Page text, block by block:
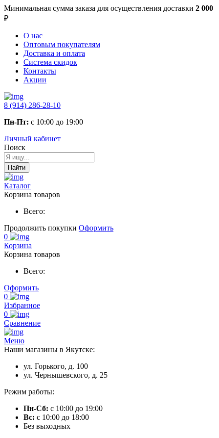
Минимальная сумма заказа для осуществления доставки 2 000
₽
О нас
Оптовым покупателям
Доставка и оплата
Система скидок
Контакты
Акции
8 (914) 286-28-10
Пн-Пт: с 10:00 до 19:00
Личный кабинет
Поиск
Найти
Каталог
Корзина товаров
Всего:
Продолжить покупки Оформить
0
Корзина
Корзина товаров
Всего:
Оформить
0
Избранное
0
Сравнение
Меню
Наши магазины в Якутске:
ул. Горького, д. 100
ул. Чернышевского, д. 25
Режим работы:
Пн-Сб: с 10:00 до 19:00
Вс: с 10:00 до 18:00
Без выходных